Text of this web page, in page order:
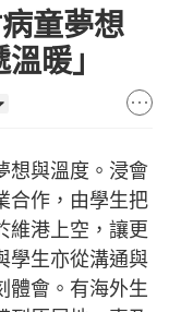
童夢想
暖」
想與溫度。浸會
合作，由學生把
維港上空，讓更
學生亦從溝通與
體會。有海外生